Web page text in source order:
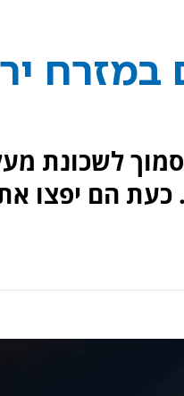
במזרח
לשכונת